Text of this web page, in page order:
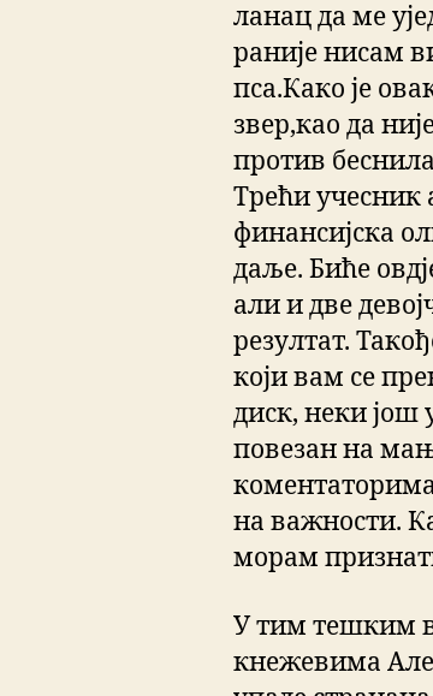
ланац да ме
раније нисам
пса.Како је
звер,као да
против
Трећи учесник
финансијска
даље. Биће
али и две
резултат.
који вам се
диск, неки још
повезан на
на важности.
морам
У тим тешким
кнежевима